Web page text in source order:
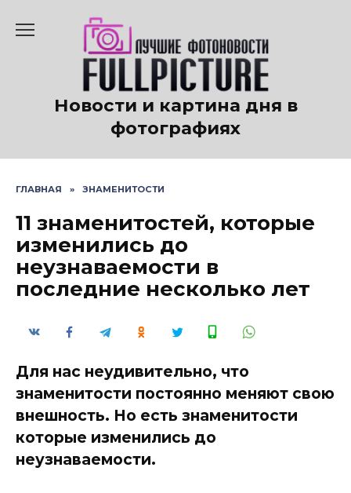
содержанию
Новости и картина дня в
фотографиях
ГЛАВНАЯ » ЗНАМЕНИТОСТИ
11 знаменитостей, которые
изменились до
неузнаваемости в
последние несколько лет
Для нас неудивительно, что
знаменитости постоянно меняют свою
внешность. Но есть знаменитости
которые изменились до
неузнаваемости.